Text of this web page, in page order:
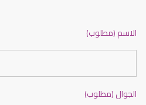
الاسم (مطلوب)
الجوال (مطلوب)